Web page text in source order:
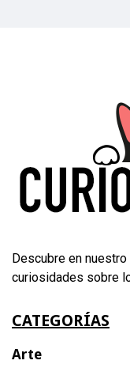
Descubre en
curiosidades sobre
CATEGORÍAS
Arte